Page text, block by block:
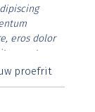
eros dolor
erat.
lorem
proefrit